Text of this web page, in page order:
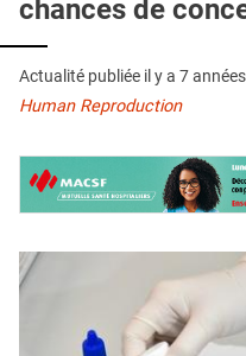
CRÉDITS
chances de
Actualité publiée il y a 7
Human Reproduction